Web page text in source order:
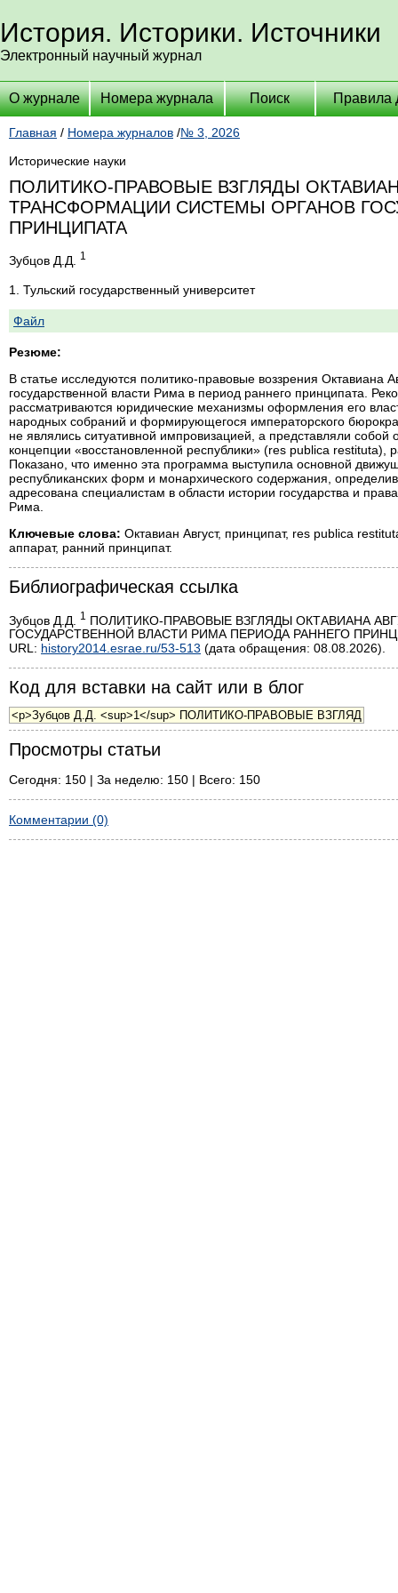
История. Историки. Источники
Электронный научный журнал
О журнале Номера журнала Поиск Правила
Главная / Номера журналов /№ 3, 2026
Исторические науки
ПОЛИТИКО-ПРАВОВЫЕ ВЗГЛЯДЫ
ТРАНСФОРМАЦИИ СИСТЕМЫ ОРГАНОВ
ПРИНЦИПАТА
Зубцов Д.Д. 1
1. Тульский государственный университет
Файл
Резюме:
В статье исследуются политико-правовые воззрения
государственной власти Рима в период раннего принципата.
рассматриваются юридические механизмы оформления его
народных собраний и формирующегося императорского
не являлись ситуативной импровизацией, а представляли
концепции «восстановленной республики» (res publica restituta),
Показано, что именно эта программа выступила основной
республиканских форм и монархического содержания,
адресована специалистам в области истории государства и
Рима.
Ключевые слова: Октавиан Август, принципат, res publica
аппарат, ранний принципат.
Библиографическая ссылка
Зубцов Д.Д. 1
ПОЛИТИКО-ПРАВОВЫЕ ВЗГЛЯДЫ ОКТАВИАНА
ГОСУДАРСТВЕННОЙ ВЛАСТИ РИМА ПЕРИОДА РАННЕГО
URL: history2014.esrae.ru/53-513 (дата обращения: 08.08.2026).
Код для вставки на сайт или в блог
Просмотры статьи
Сегодня: 150 | За неделю: 150 | Всего: 150
Комментарии (0)